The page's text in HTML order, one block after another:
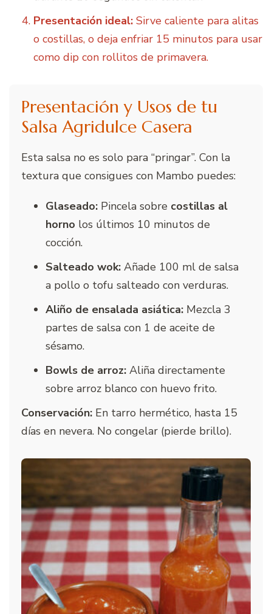
Presentación ideal: Sirve caliente para alitas
o costillas, o deja enfriar 15 minutos para usar
como dip con rollitos de primavera.
Presentación y Usos de tu
Salsa Agridulce Casera
Esta salsa no es solo para “pringar”. Con la
textura que consigues con Mambo puedes:
Glaseado: Pincela sobre costillas al
horno los últimos 10 minutos de
cocción.
Salteado wok: Añade 100 ml de salsa
a pollo o tofu salteado con verduras.
Aliño de ensalada asiática: Mezcla 3
partes de salsa con 1 de aceite de
sésamo.
Bowls de arroz: Aliña directamente
sobre arroz blanco con huevo frito.
Conservación: En tarro hermético, hasta 15
días en nevera. No congelar (pierde brillo).